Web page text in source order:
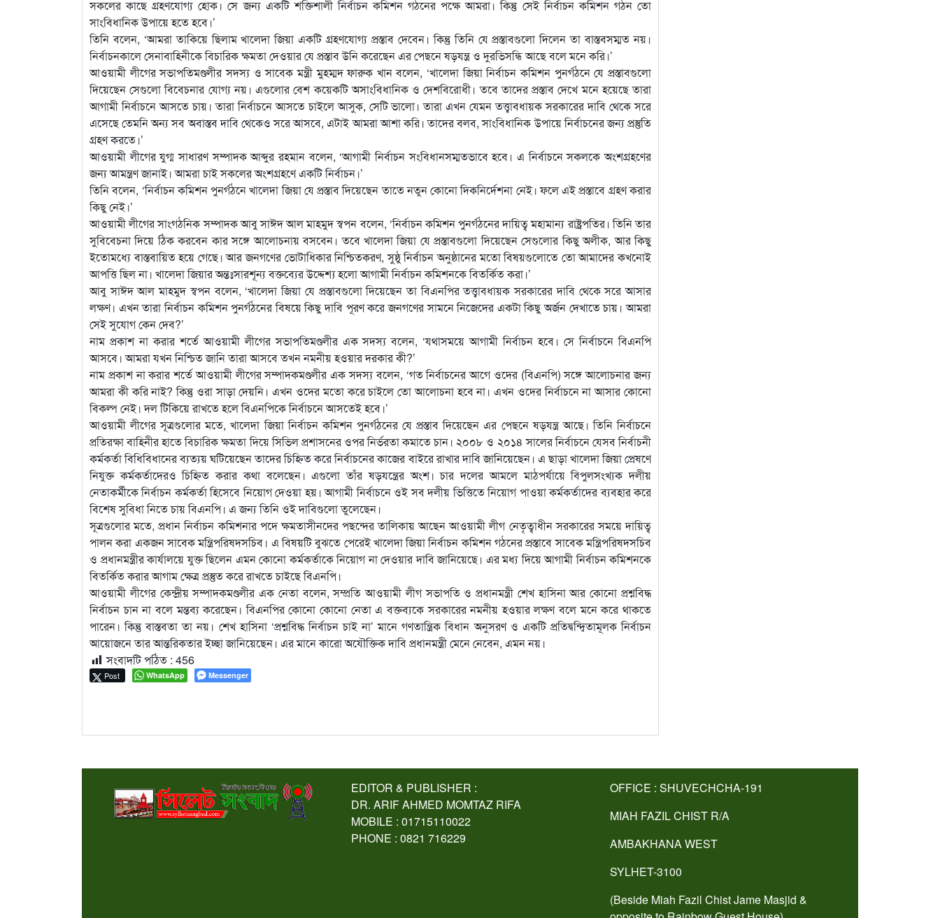
সকলের কাছে গ্রহণযোগ্য হোক। সে জন্য একটি শক্তিশালী নির্বাচন কমিশন গঠনের পক্ষে আমরা। কিন্তু সেই নির্বাচন কমিশন গঠন তো
সাংবিধানিক উপায়ে হতে হবে।’
তিনি বলেন, ‘আমরা তাকিয়ে ছিলাম খালেদা জিয়া একটি গ্রহণযোগ্য প্রস্তাব দেবেন। কিন্তু তিনি যে প্রস্তাবগুলো দিলেন তা বাস্তবসম্মত নয়।
নির্বাচনকালে সেনাবাহিনীকে বিচারিক ক্ষমতা দেওয়ার যে প্রস্তাব উনি করেছেন এর পেছনে ষড়যন্ত্র ও দুরভিসন্ধি আছে বলে মনে করি।’
আওয়ামী লীগের সভাপতিমণ্ডলীর সদস্য ও সাবেক মন্ত্রী মুহম্মদ ফারুক খান বলেন, ‘খালেদা জিয়া নির্বাচন কমিশন পুনর্গঠনে যে প্রস্তাবগুলো
দিয়েছেন সেগুলো বিবেচনার যোগ্য নয়। এগুলোর বেশ কয়েকটি অসাংবিধানিক ও দেশবিরোধী। তবে তাদের প্রস্তাব দেখে মনে হয়েছে তারা
আগামী নির্বাচনে আসতে চায়। তারা নির্বাচনে আসতে চাইলে আসুক, সেটি ভালো। তারা এখন যেমন তত্ত্বাবধায়ক সরকারের দাবি থেকে সরে
এসেছে তেমনি অন্য সব অবাস্তব দাবি থেকেও সরে আসবে, এটাই আমরা আশা করি। তাদের বলব, সাংবিধানিক উপায়ে নির্বাচনের জন্য প্রস্তুতি
গ্রহণ করতে।’
আওয়ামী লীগের যুগ্ম সাধারণ সম্পাদক আব্দুর রহমান বলেন, ‘আগামী নির্বাচন সংবিধানসম্মতভাবে হবে। এ নির্বাচনে সকলকে অংশগ্রহণের
জন্য আমন্ত্রণ জানাই। আমরা চাই সকলের অংশগ্রহণে একটি নির্বাচন।’
তিনি বলেন, ‘নির্বাচন কমিশন পুনর্গঠনে খালেদা জিয়া যে প্রস্তাব দিয়েছেন তাতে নতুন কোনো দিকনির্দেশনা নেই। ফলে এই প্রস্তাবে গ্রহণ করার
কিছু নেই।’
আওয়ামী লীগের সাংগঠনিক সম্পাদক আবু সাঈদ আল মাহমুদ স্বপন বলেন, ‘নির্বাচন কমিশন পুনর্গঠনের দায়িত্ব মহামান্য রাষ্ট্রপতির। তিনি তার
সুবিবেচনা দিয়ে ঠিক করবেন কার সঙ্গে আলোচনায় বসবেন। তবে খালেদা জিয়া যে প্রস্তাবগুলো দিয়েছেন সেগুলোর কিছু অলীক, আর কিছু
ইতোমধ্যে বাস্তবায়িত হয়ে গেছে। আর জনগণের ভোটাধিকার নিশ্চিতকরণ, সুষ্ঠু নির্বাচন অনুষ্ঠানের মতো বিষয়গুলোতে তো আমাদের কখনোই
আপত্তি ছিল না। খালেদা জিয়ার অন্তঃসারশূন্য বক্তব্যের উদ্দেশ্য হলো আগামী নির্বাচন কমিশনকে বিতর্কিত করা।’
আবু সাঈদ আল মাহমুদ স্বপন বলেন, ‘খালেদা জিয়া যে প্রস্তাবগুলো দিয়েছেন তা বিএনপির তত্ত্বাবধায়ক সরকারের দাবি থেকে সরে আসার
লক্ষণ। এখন তারা নির্বাচন কমিশন পুনর্গঠনের বিষয়ে কিছু দাবি পূরণ করে জনগণের সামনে নিজেদের একটা কিছু অর্জন দেখাতে চায়। আমরা
সেই সুযোগ কেন দেব?’
নাম প্রকাশ না করার শর্তে আওয়ামী লীগের সভাপতিমণ্ডলীর এক সদস্য বলেন, ‘যথাসময়ে আগামী নির্বাচন হবে। সে নির্বাচনে বিএনপি
আসবে। আমরা যখন নিশ্চিত জানি তারা আসবে তখন নমনীয় হওয়ার দরকার কী?’
নাম প্রকাশ না করার শর্তে আওয়ামী লীগের সম্পাদকমণ্ডলীর এক সদস্য বলেন, ‘গত নির্বাচনের আগে ওদের (বিএনপি) সঙ্গে আলোচনার জন্য
আমরা কী করি নাই? কিন্তু ওরা সাড়া দেয়নি। এখন ওদের মতো করে চাইলে তো আলোচনা হবে না। এখন ওদের নির্বাচনে না আসার কোনো
বিকল্প নেই। দল টিকিয়ে রাখতে হলে বিএনপিকে নির্বাচনে আসতেই হবে।’
আওয়ামী লীগের সূত্রগুলোর মতে, খালেদা জিয়া নির্বাচন কমিশন পুনর্গঠনের যে প্রস্তাব দিয়েছেন এর পেছনে ষড়যন্ত্র আছে। তিনি নির্বাচনে
প্রতিরক্ষা বাহিনীর হাতে বিচারিক ক্ষমতা দিয়ে সিভিল প্রশাসনের ওপর নির্ভরতা কমাতে চান। ২০০৮ ও ২০১৪ সালের নির্বাচনে যেসব নির্বাচনী
কর্মকর্তা বিধিবিধানের ব্যত্যয় ঘটিয়েছেন তাদের চিহ্নিত করে নির্বাচনের কাজের বাইরে রাখার দাবি জানিয়েছেন। এ ছাড়া খালেদা জিয়া প্রেষণে
নিযুক্ত কর্মকর্তাদেরও চিহ্নিত করার কথা বলেছেন। এগুলো তাঁর ষড়যন্ত্রের অংশ। চার দলের আমলে মাঠপর্যায়ে বিপুলসংখ্যক দলীয়
নেতাকর্মীকে নির্বাচন কর্মকর্তা হিসেবে নিয়োগ দেওয়া হয়। আগামী নির্বাচনে ওই সব দলীয় ভিত্তিতে নিয়োগ পাওয়া কর্মকর্তাদের ব্যবহার করে
বিশেষ সুবিধা নিতে চায় বিএনপি। এ জন্য তিনি ওই দাবিগুলো তুলেছেন।
সূত্রগুলোর মতে, প্রধান নির্বাচন কমিশনার পদে ক্ষমতাসীনদের পছন্দের তালিকায় আছেন আওয়ামী লীগ নেতৃত্বাধীন সরকারের সময়ে দায়িত্ব
পালন করা একজন সাবেক মন্ত্রিপরিষদসচিব। এ বিষয়টি বুঝতে পেরেই খালেদা জিয়া নির্বাচন কমিশন গঠনের প্রস্তাবে সাবেক মন্ত্রিপরিষদসচিব
ও প্রধানমন্ত্রীর কার্যালয়ে যুক্ত ছিলেন এমন কোনো কর্মকর্তাকে নিয়োগ না দেওয়ার দাবি জানিয়েছে। এর মধ্য দিয়ে আগামী নির্বাচন কমিশনকে
বিতর্কিত করার আগাম ক্ষেত্র প্রস্তুত করে রাখতে চাইছে বিএনপি।
আওয়ামী লীগের কেন্দ্রীয় সম্পাদকমণ্ডলীর এক নেতা বলেন, সম্প্রতি আওয়ামী লীগ সভাপতি ও প্রধানমন্ত্রী শেখ হাসিনা আর কোনো প্রশ্নবিদ্ধ
নির্বাচন চান না বলে মন্তব্য করেছেন। বিএনপির কোনো কোনো নেতা এ বক্তব্যকে সরকারের নমনীয় হওয়ার লক্ষণ বলে মনে করে থাকতে
পারেন। কিন্তু বাস্তবতা তা নয়। শেখ হাসিনা ‘প্রশ্নবিদ্ধ নির্বাচন চাই না’ মানে গণতান্ত্রিক বিধান অনুসরণ ও একটি প্রতিদ্বন্দ্বিতামূলক নির্বাচন
আয়োজনে তার আন্তরিকতার ইচ্ছা জানিয়েছেন। এর মানে কারো অযৌক্তিক দাবি প্রধানমন্ত্রী মেনে নেবেন, এমন নয়।
সংবাদটি পঠিত : 456
Post WhatsApp Messenger
EDITOR & PUBLISHER :
DR. ARIF AHMED MOMTAZ RIFA
MOBILE : 01715110022
PHONE : 0821 716229
OFFICE : SHUVECHCHA-191
MIAH FAZIL CHIST R/A
AMBAKHANA WEST
SYLHET-3100
(Beside Miah Fazil Chist Jame Masjid &